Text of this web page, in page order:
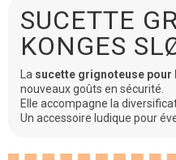
SUCETTE
KONGES
La sucette grignoteuse pour
nouveaux goûts en sécurité.
Elle accompagne la
Un accessoire ludique pour